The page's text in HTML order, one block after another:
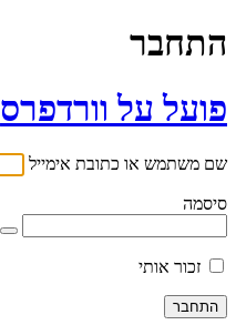
התחבר
פועל על וורדפרס
שם משתמש או כתובת אימייל
סיסמה
זכור אותי